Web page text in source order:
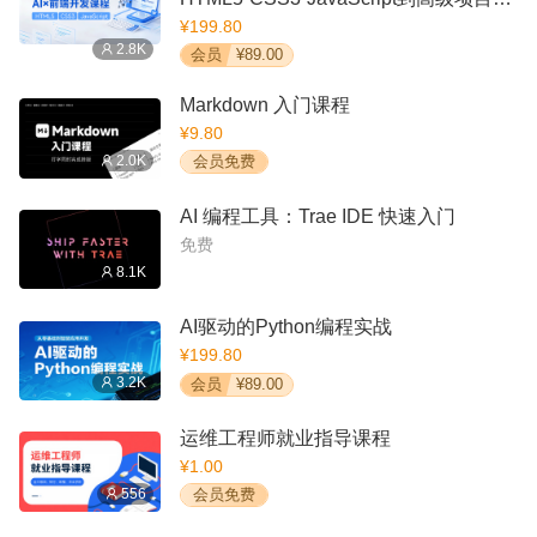
2.8K
战
¥199.80
会员 ¥89.00
2.0K
Markdown 入门课程
¥9.80
会员免费
8.1K
AI 编程工具：Trae IDE 快速入门
免费
3.2K
AI驱动的Python编程实战
¥199.80
会员 ¥89.00
556
运维工程师就业指导课程
¥1.00
会员免费